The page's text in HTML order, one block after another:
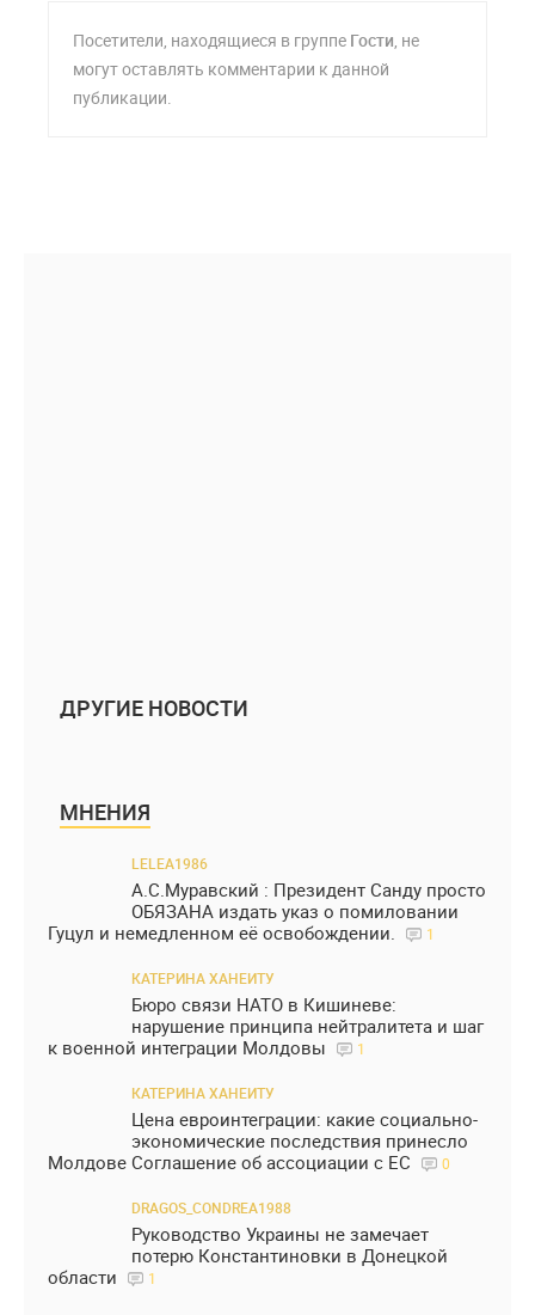
Посетители, находящиеся в группе Гости, не
могут оставлять комментарии к данной
публикации.
ДРУГИЕ НОВОСТИ
МНЕНИЯ
LELEA1986
А.С.Муравский : Президент Санду просто
ОБЯЗАНА издать указ о помиловании
Гуцул и немедленном её освобождении.
1
КАТЕРИНА ХАНЕИТУ
Бюро связи НАТО в Кишиневе:
нарушение принципа нейтралитета и шаг
к военной интеграции Молдовы
1
КАТЕРИНА ХАНЕИТУ
Цена евроинтеграции: какие социально-
экономические последствия принесло
Молдове Соглашение об ассоциации с ЕС
0
DRAGOS_CONDREA1988
Руководство Украины не замечает
потерю Константиновки в Донецкой
области
1